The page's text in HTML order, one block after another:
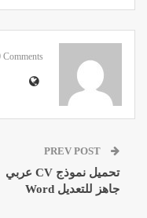
Comments
تحميل نموذج CV عربي
جاهز للتعديل Word